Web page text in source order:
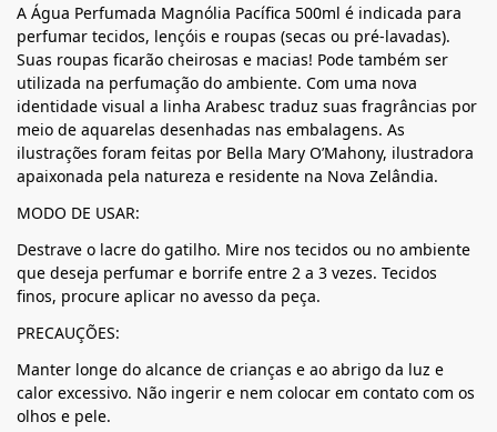
A Água Perfumada Magnólia Pacífica 500ml é indicada para
perfumar tecidos, lençóis e roupas (secas ou pré-lavadas).
Suas roupas ficarão cheirosas e macias! Pode também ser
utilizada na perfumação do ambiente. Com uma nova
identidade visual a linha Arabesc traduz suas fragrâncias por
meio de aquarelas desenhadas nas embalagens. As
ilustrações foram feitas por Bella Mary O’Mahony, ilustradora
apaixonada pela natureza e residente na Nova Zelândia.
MODO DE USAR:
Destrave o lacre do gatilho. Mire nos tecidos ou no ambiente
que deseja perfumar e borrife entre 2 a 3 vezes. Tecidos
finos, procure aplicar no avesso da peça.
PRECAUÇÕES:
Manter longe do alcance de crianças e ao abrigo da luz e
calor excessivo. Não ingerir e nem colocar em contato com os
olhos e pele.